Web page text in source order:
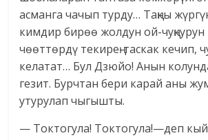
асманга чачып турду… Таңкы
кимдир бирөө жолдун ой-чуңкурун
чөөттөрдү текирең-таскак кечип,
келатат… Бул Дзюйо! Анын колунда
гезит. Бурчтан бери карай аны
утурулап чыгышты.
— Токтогула! Токтогула!—деп